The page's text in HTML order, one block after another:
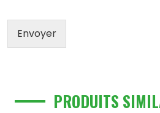
Envoyer
PRODUITS